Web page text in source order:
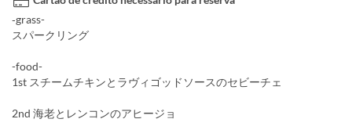
‐grass-
スパークリング
-food-
1st スチームチキンとラヴィゴッドソースのセビーチェ
2nd 海老とレンコンのアヒージョ